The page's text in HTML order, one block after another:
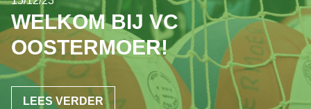
WELKOM BIJ VC
OOSTERMOER!
LEES VERDER